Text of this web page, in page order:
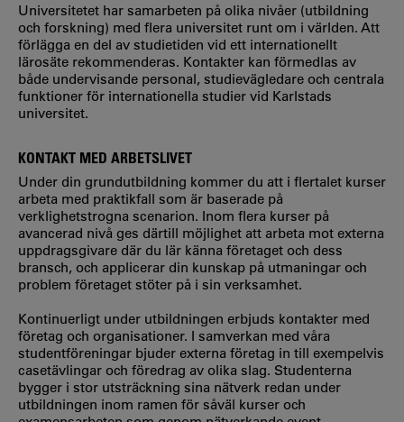
Universitetet har samarbeten på olika nivåer (utbildning
och forskning) med flera universitet runt om i världen. Att
förlägga en del av studietiden vid ett internationellt
lärosäte rekommenderas. Kontakter kan förmedlas av
både undervisande personal, studievägledare och centrala
funktioner för internationella studier vid Karlstads
universitet.
KONTAKT MED ARBETSLIVET
Under din grundutbildning kommer du att i flertalet kurser
arbeta med praktikfall som är baserade på
verklighetstrogna scenarion. Inom flera kurser på
avancerad nivå ges därtill möjlighet att arbeta mot externa
uppdragsgivare där du lär känna företaget och dess
bransch, och applicerar din kunskap på utmaningar och
problem företaget stöter på i sin verksamhet.
Kontinuerligt under utbildningen erbjuds kontakter med
företag och organisationer. I samverkan med våra
studentföreningar bjuder externa företag in till exempelvis
casetävlingar och föredrag av olika slag. Studenterna
bygger i stor utsträckning sina nätverk redan under
utbildningen inom ramen för såväl kurser och